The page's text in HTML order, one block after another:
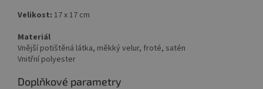
Velikost: 17 x 17 cm
Materiál
Vnější potištěná látka, měkký velur, froté, satén
Vnitřní polyester
Doplňkové parametry